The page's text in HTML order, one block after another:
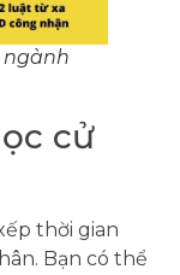
ngành
cử
thời gian
Bạn có thể